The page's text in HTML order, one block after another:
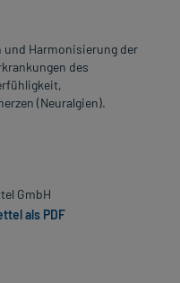
und Harmonisierung der
des
(Neuralgien).
GmbH
als PDF